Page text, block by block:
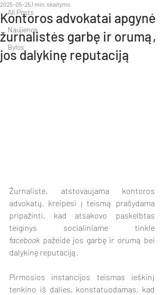
All Posts
Naujienos
Bylos
Kontoros advokatai apgynė
žurnalistės garbę ir orumą,
jos dalykinę reputaciją
2025-05-251 min. skaitymo
Žurnalistė, atstovaujama kontoros
advokatų, kreipėsi į teismą prašydama
pripažinti, kad atsakovo paskelbtas
facebook pažeidė jos garbę ir orumą bei
dalykinę reputaciją.
Pirmosios instancijos teismas ieškinį
tenkino iš dalies, konstatuodamas, kad